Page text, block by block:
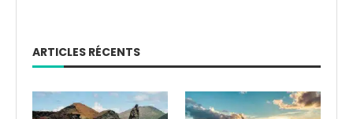
ARTICLES RÉCENTS